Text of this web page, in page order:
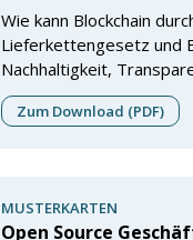
Wie kann Blockchain
Lieferkettengesetz und
Nachhaltigkeit,
Zum Download (PDF)
MUSTERKARTEN
Open Source